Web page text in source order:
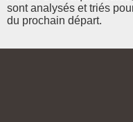
sont analysés et triés
du prochain départ.